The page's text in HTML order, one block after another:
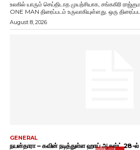
உலகில் யாரும் செய்திடாத முயற்சியாக, சங்ககிரி
ONE MAN திரைப்படம் உருவாகியுள்ளது. ஒரு
August 8, 2026
GENERAL
நயன்தாரா – கவின் நடித்துள்ள ஹாய் ஆகஸ்ட் 28-ல்